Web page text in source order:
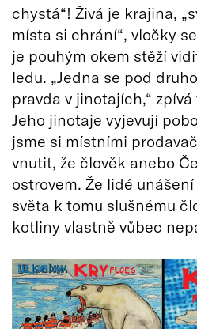
chystá“! Živá je krajina,
místa si chrání“, vločky
je pouhým okem stěží
ledu. „Jedna se pod
pravda v jinotajích,“
Jeho jinotaje vyjevují
jsme si místními
vnutit, že člověk anebo
ostrovem. Že lidé
světa k tomu slušnému
kotliny vlastně vůbec